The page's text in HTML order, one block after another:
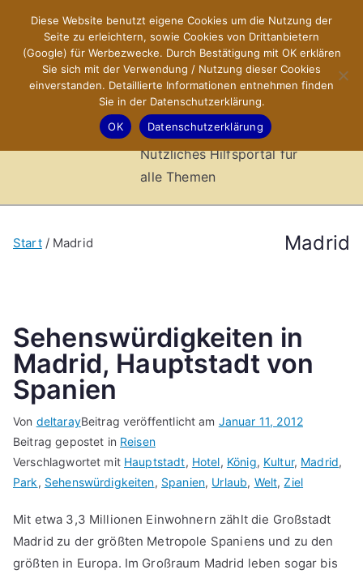
springen
X-Sites.de
–
Hilfsportal
Nützliches Hilfsportal für
alle Themen
Madrid
Start Madrid
Sehenswürdigkeiten in
Madrid, Hauptstadt von
Spanien
Von deltarayBeitrag veröffentlicht am Januar 11, 2012
Beitrag gepostet in Reisen
Verschlagwortet mit Hauptstadt, Hotel, König, Kultur, Madrid,
Park, Sehenswürdigkeiten, Spanien, Urlaub, Welt,Ziel
Mit etwa 3,3 Millionen Einwohnern zählt die Großstadt
Madrid zu der größten Metropole Spaniens und zu den
größten in Europa. Im Großraum Madrid leben sogar bis
Diese Website benutzt eigene Cookies um die Nutzung der
Seite zu erleichtern, sowie Cookies von Drittanbietern
(Google) für Werbezwecke. Durch Bestätigung mit OK erklären
Sie sich mit der Verwendung / Nutzung dieser Cookies
einverstanden. Detaillierte Informationen entnehmen finden
Sie in der Datenschutzerklärung.
OK
Datenschutzerklärung